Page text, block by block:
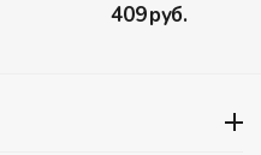
‍409‍руб.